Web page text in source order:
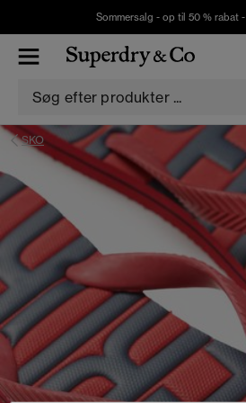
Sommersalg - op til 50 % rabat -
SKO